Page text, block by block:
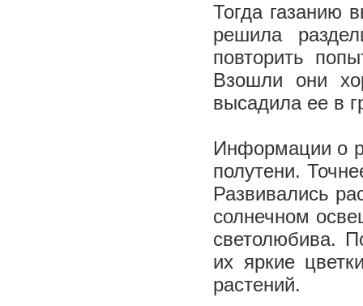
Тогда газанию
решила
повторить
Взошли они
высадила ее в
Информации о
полутени.
Развивались
солнечном
светолюбива.
их яркие
растений.